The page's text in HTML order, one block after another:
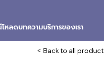
โหลดบทความบริการของเรา
< Back to all product